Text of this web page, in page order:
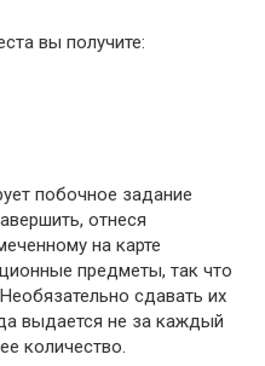
вы получите:
побочное задание
отнеся
на карте
предметы, так что
сдавать их
выдается не за каждый
количество.